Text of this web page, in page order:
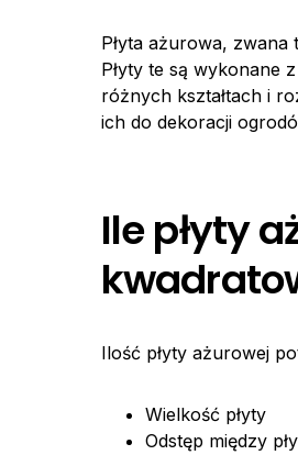
Płyta ażurowa, zwana
Płyty te są wykonane
różnych kształtach i
ich do dekoracji
Ile płyty
Ilość płyty ażurowej
Wielkość płyty
Odstęp między